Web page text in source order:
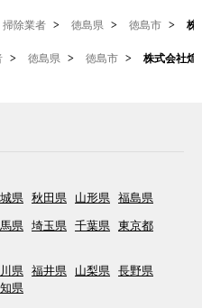
除業者 > 徳島県 > 徳島市 > 株
> 徳島県 > 徳島市 > 株式会社煌
県 秋田県 山形県 福島県
県 埼玉県 千葉県 東京都
県 福井県 山梨県 長野県
県